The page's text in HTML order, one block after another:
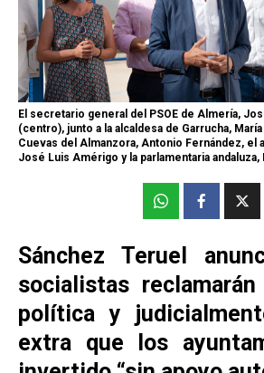
El secretario general del PSOE de Almería,
(centro), junto a la alcaldesa de Garrucha,
Cuevas del Almanzora, Antonio Fernández, el
José Luis Amérigo y la parlamentaria
Sánchez Teruel
socialistas
política y
extra que los